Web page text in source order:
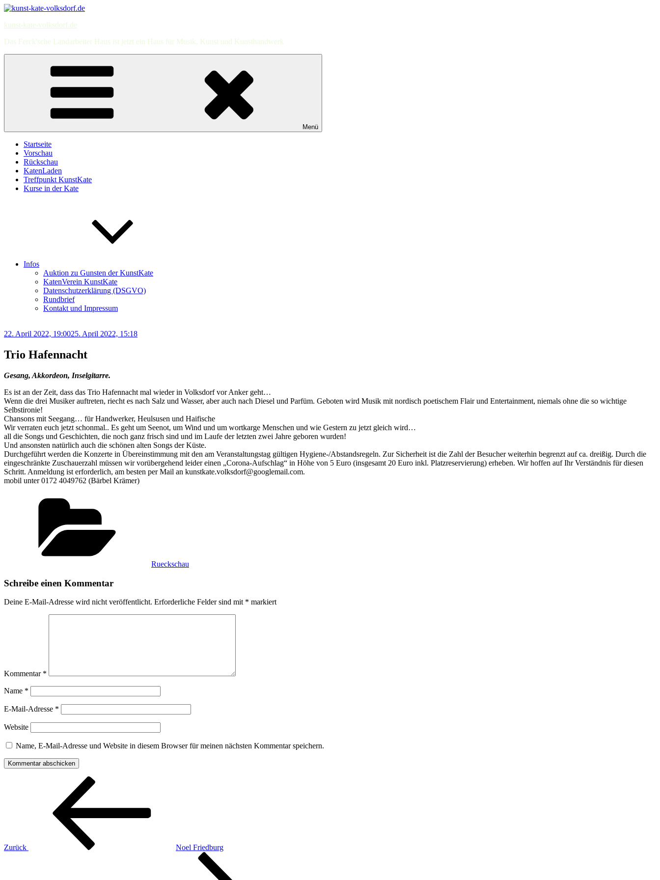
Zum
springen
kunst-kate-volksdorf.de
Das Ferck'sche Landarbeiter Haus ist jetzt ein Haus für Musik, Kunst und Kunsthandwerk
Menü
Startseite
Vorschau
Rückschau
KatenLaden
Treffpunkt KunstKate
Kurse in der Kate
Infos
Auktion zu Gunsten der KunstKate
KatenVerein KunstKate
Datenschutzerklärung (DSGVO)
Rundbrief
Kontakt und Impressum
Veröffentlicht
22. April 2022, 19:0025. April 2022, 15:18
Trio Hafennacht
Gesang, Akkordeon, Inselgitarre.
Es ist an der Zeit, dass das Trio Hafennacht mal wieder in Volksdorf vor Anker geht…
Wenn die drei Musiker auftreten, riecht es nach Salz und Wasser, aber auch nach Diesel und Parfüm. Geboten wird Musik mit nordisch poetischem Flair und Entertainment, niemals ohne die so wichtige
Selbstironie!
Chansons mit Seegang… für Handwerker, Heulsusen und Haifische
Wir verraten euch jetzt schonmal.. Es geht um Seenot, um Wind und um wortkarge Menschen und wie Gestern zu jetzt gleich wird…
all die Songs und Geschichten, die noch ganz frisch sind und im Laufe der letzten zwei Jahre geboren wurden!
Und ansonsten natürlich auch die schönen alten Songs der Küste.
Durchgeführt werden die Konzerte in Übereinstimmung mit den am Veranstaltungstag gültigen Hygiene-/Abstandsregeln. Zur Sicherheit ist die Zahl der Besucher weiterhin begrenzt auf ca. dreißig. Durch die
eingeschränkte Zuschauerzahl müssen wir vorübergehend leider einen „Corona-Aufschlag“ in Höhe von 5 Euro (insgesamt 20 Euro inkl. Platzreservierung) erheben. Wir hoffen auf Ihr Verständnis für diesen
Schritt. Anmeldung ist erforderlich, am besten per Mail an kunstkate.volksdorf@googlemail.com.
mobil unter 0172 4049762 (Bärbel Krämer)
Rueckschau
Schreibe einen Kommentar
Deine E-Mail-Adresse wird nicht veröffentlicht. Erforderliche Felder sind mit * markiert
Kommentar *
Name *
E-Mail-Adresse *
Website
Name, E-Mail-Adresse und Website in diesem Browser für meinen nächsten Kommentar speichern.
Beitragsnavigation
Zurück
Noel Friedburg